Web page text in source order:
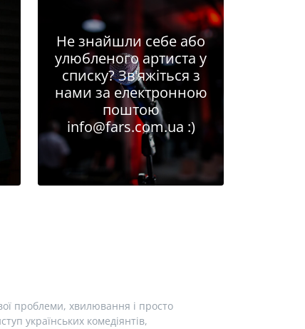
Не знайшли себе або
улюбленого артиста у
списку? Зв'яжіться з
нами за електронною
поштою
info@fars.com.ua :)
проблеми, хвилювання і просто
українських комедіянтів,